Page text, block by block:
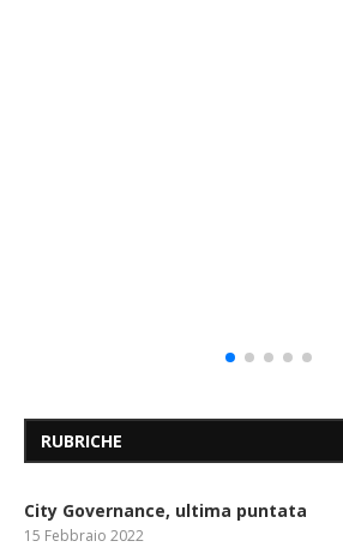
RUBRICHE
City Governance, ultima puntata
15 Febbraio 2022